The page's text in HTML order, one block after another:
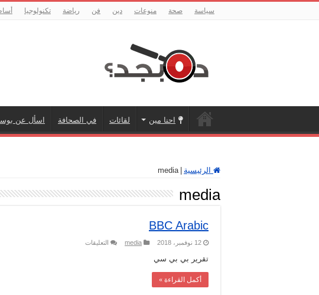
سياسة صحة منوعات دين فن رياضة تكنولوجيا
احنا مين لقائات في الصحافة اسأل عن
الرئيسية media
media
BBC Arabic
12 نوفمبر، 2018 media التعليقات
تقرير بي بي سي
أكمل القراءة »